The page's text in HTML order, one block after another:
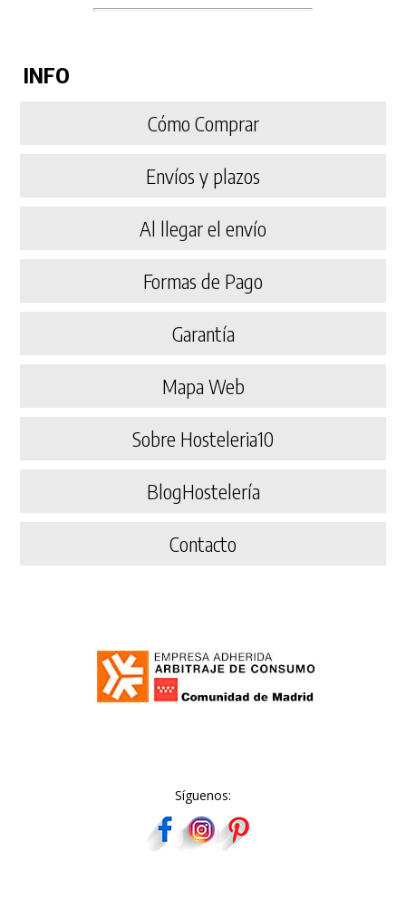
INFO
Cómo Comprar
Envíos y plazos
Al llegar el envío
Formas de Pago
Garantía
Mapa Web
Sobre Hosteleria10
BlogHostelería
Contacto
Síguenos: